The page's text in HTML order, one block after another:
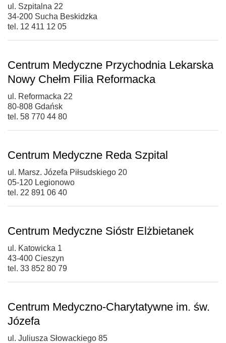
ul. Szpitalna 22
34-200 Sucha Beskidzka
tel. 12 411 12 05
Centrum Medyczne Przychodnia Lekarska
Nowy Chełm Filia Reformacka
ul. Reformacka 22
80-808 Gdańsk
tel. 58 770 44 80
Centrum Medyczne Reda Szpital
ul. Marsz. Józefa Piłsudskiego 20
05-120 Legionowo
tel. 22 891 06 40
Centrum Medyczne Sióstr Elżbietanek
ul. Katowicka 1
43-400 Cieszyn
tel. 33 852 80 79
Centrum Medyczno-Charytatywne im. św.
Józefa
ul. Juliusza Słowackiego 85